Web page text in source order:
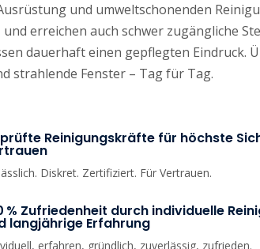
und umweltschonenden
und erreichen auch schwer zugängliche
dauerhaft einen gepflegten Eindruck.
strahlende Fenster – Tag für Tag.
Reinigungskräfte für höchste
Diskret. Zertifiziert. Für Vertrauen.
% Zufriedenheit durch individuelle
langjährige Erfahrung
erfahren, gründlich, zuverlässig, zufrieden.